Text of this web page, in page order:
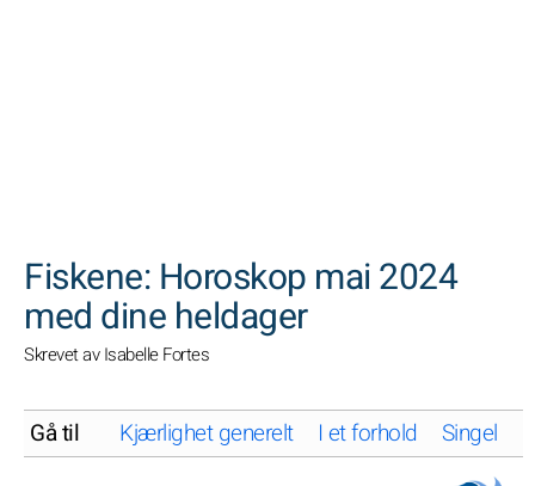
Fiskene: Horoskop mai 2024
med dine heldager
Skrevet av Isabelle Fortes
Gå til Kjærlighet generelt I et forhold Singel